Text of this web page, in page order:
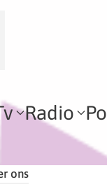
Radio
ons